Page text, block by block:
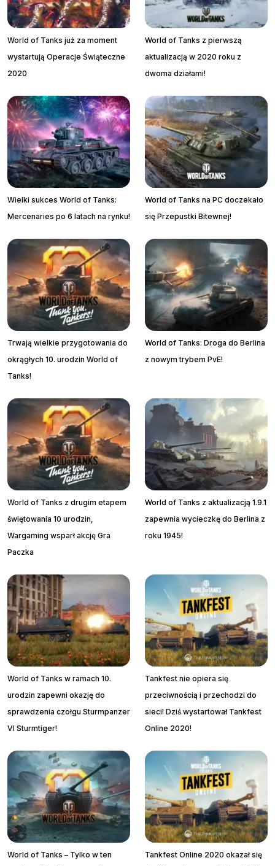
World of Tanks już za moment
wystartują Operacje Świąteczne
2020
World of Tanks z pierwszą
aktualizacją w 2020 roku z
dwoma działami!
Wielki sukces World of Tanks:
Mercenaries po 6 latach na rynku!
World of Tanks na PC doczekało
się Przepustki Bitewnej!
Trwają wielkie przygotowania do
okrągłych 10. urodzin World of
Tanks!
World of Tanks: Droga do Berlina
z nowym trybem PvE!
World of Tanks z drugim etapem
świętowania 10 urodzin,
Wargaming wsparł akcję Gra
Paczka
World of Tanks z aktualizacją 1.9.1
zapewnia wycieczkę do Berlina z
roku 1945!
World of Tanks w ramach 10.
urodzin zapewni okazję do
sprawdzenia czołgu Sturmpanzer
VI Sturmtiger!
Tankfest nie opiera się
przeciwnością i przechodzi do
sieci! Dziś wystartował Tankfest
Online 2020!
World of Tanks – Tylko w ten
Tankfest Online 2020 okazał się